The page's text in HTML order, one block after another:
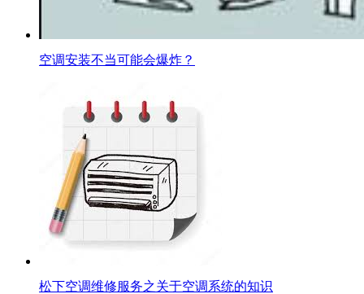
空调安装不当可能会爆炸？
松下空调维修服务之关于空调系统的知识